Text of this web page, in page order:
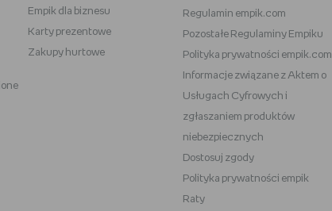
Victoria's Secret
Under Armour
Baby Bjorn
Oral-B iO
Play-Doh
Empik dla biznesu
Karty prezentowe
Zakupy hurtowe
Regulamin empik.com
Pozostałe Regulaminy Empiku
Polityka prywatności empik.com
Informacje związane z Aktem o
Usługach Cyfrowych i
zgłaszaniem produktów
niebezpiecznych
Dostosuj zgody
Polityka prywatności empik
Raty